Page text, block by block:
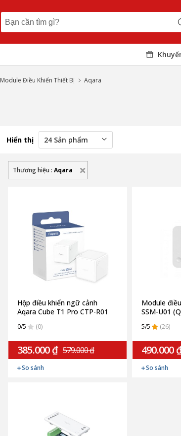
Module Điều Khiển Thiết Bị Aqara
Hiển thị
Thương hiệu : Aqara
Hộp điều khiển ngữ cảnh
Aqara Cube T1 Pro CTP-R01
0/5 (0)
385.000 ₫ 579.000 ₫
So sánh
Module
SSM-U01
5/5 (26)
490.000
So sánh